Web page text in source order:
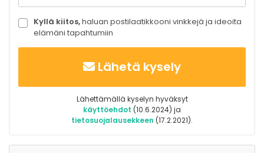
Kyllä kiitos,haluan postilaatikkooni vinkkejä ja ideoita
elämäni tapahtumiin
Lähetä kysely
Lähettämällä kyselyn hyväksyt
käyttöehdot (10.6.2024) ja
tietosuojalausekkeen (17.2.2021).